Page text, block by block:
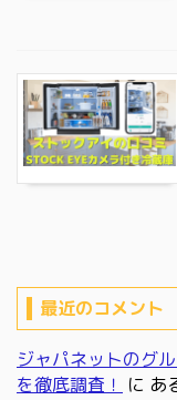
最近のコメント
ジャパネットのグ
を徹底調査！ に あ